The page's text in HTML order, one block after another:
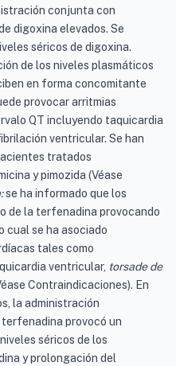
conjunta con
digoxina elevados. Se
séricos de digoxina.
de los niveles plasmáticos
en forma concomitante
provocar arritmias
QT incluyendo taquicardia
ventricular. Se han
tratados
y pimozida (Véase
se ha informado que los
de la terfenadina provocando
cual se ha asociado
tales como
ventricular, torsade de
Contraindicaciones). En
la administración
provocó un
séricos de los
y prolongación del